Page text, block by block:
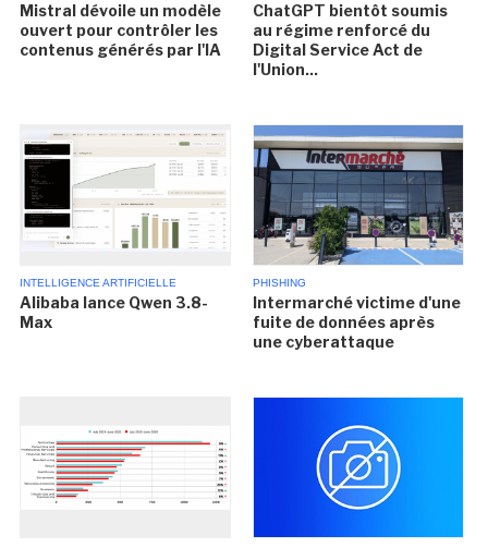
Mistral dévoile un modèle
ouvert pour contrôler les
contenus générés par l'IA
ChatGPT bientôt soumis
au régime renforcé du
Digital Service Act de
l'Union...
INTELLIGENCE ARTIFICIELLE
Alibaba lance Qwen 3.8-
Max
PHISHING
Intermarché victime d'une
fuite de données après
une cyberattaque